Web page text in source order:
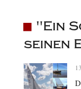
"Ein
seinen